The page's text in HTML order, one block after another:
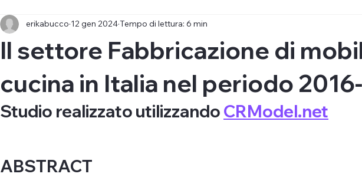
Il settore Fabbricazione di
cucina in Italia nel periodo
erikabucco 12 gen 2024Tempo di lettura: 6 min
Studio realizzato utilizzando CRModel.net
ABSTRACT